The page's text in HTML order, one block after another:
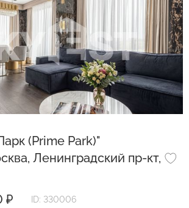
(Prime Park)"
Ленинградский пр-кт,
₽
ID: 330006